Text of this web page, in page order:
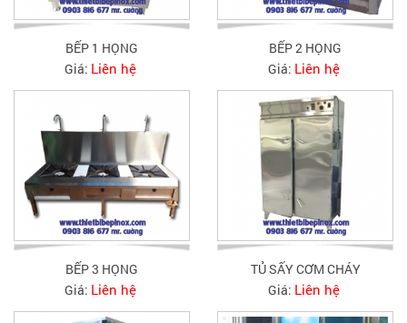
BẾP 1 HỌNG
Giá: Liên hệ
BẾP 2 HỌNG
Giá: Liên hệ
BẾP 3 HỌNG
Giá: Liên hệ
TỦ SẤY CƠM CHÁY
Giá: Liên hệ